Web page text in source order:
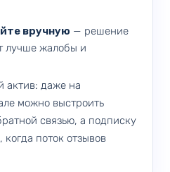
вручную — решение
лучше жалобы и
актив: даже на
можно выстроить
связью, а подписку
поток отзывов